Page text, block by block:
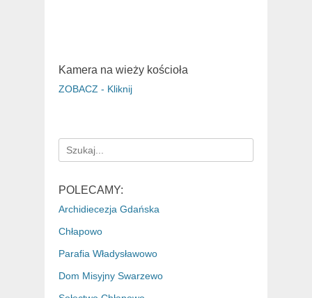
Kamera na wieży kościoła
ZOBACZ - Kliknij
Search
for:
POLECAMY:
Archidiecezja Gdańska
Chłapowo
Parafia Władysławowo
Dom Misyjny Swarzewo